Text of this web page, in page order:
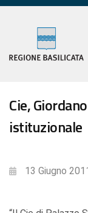
Cie,
istituzionale
13 Giugno 2011